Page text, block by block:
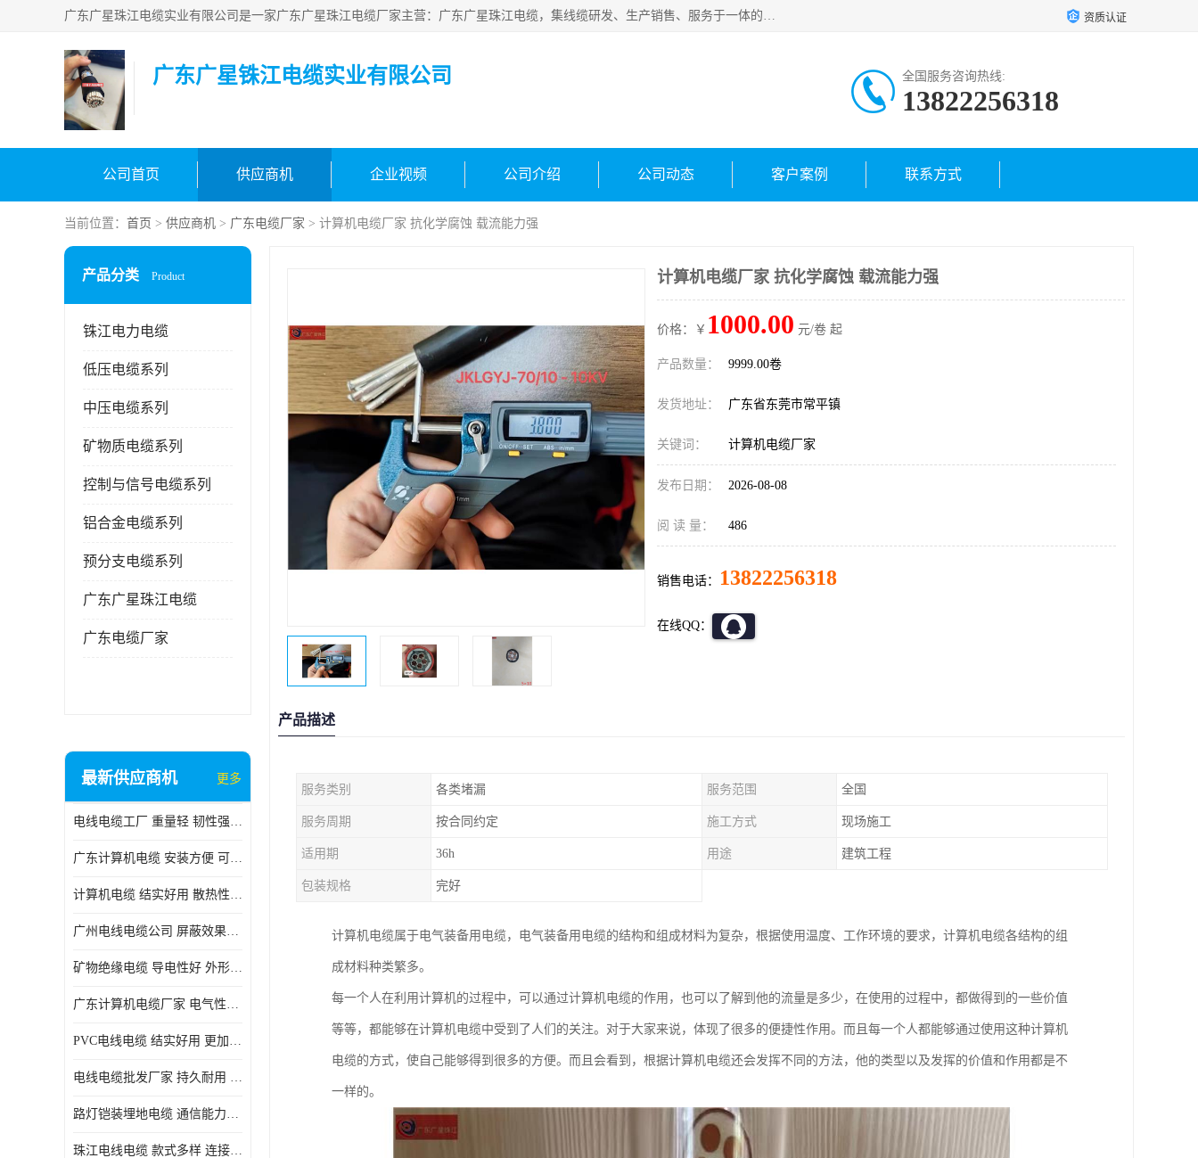
广东广星珠江电缆实业有限公司是一家广东广星珠江电缆厂家主营：广东广星珠江电缆，集线缆研发、生产销售、服务于一体的生产企业。公司自创立以来，确立了“广星珠江电缆，您的一站式采购”的战略发展口号，明确了将广星珠江打造成“线缆产品种类覆盖较广较全、质量较优、服务较好的大型综合性*化生产企业”的发展目标。 资质认证
广东广星铢江电缆实业有限公司 全国服务咨询热线:
13822256318
公司首页 供应商机 企业视频 公司介绍 公司动态 客户案例 联系方式
当前位置： 首页 > 供应商机 > 广东电缆厂家 > 计算机电缆厂家 抗化学腐蚀 载流能力强
产品分类 Product
铢江电力电缆
低压电缆系列
中压电缆系列
矿物质电缆系列
控制与信号电缆系列
铝合金电缆系列
预分支电缆系列
广东广星珠江电缆
广东电缆厂家
最新供应商机 更多
电线电缆工厂 重量轻 韧性强 体积小 连接简单
广东计算机电缆 安装方便 可随意弯曲折叠
计算机电缆 结实好用 散热性良好
广州电线电缆公司 屏蔽效果良好 拆卸安装方便
矿物绝缘电缆 导电性好 外形美观大方
广东计算机电缆厂家 电气性能稳定 外形美观大方
PVC电线电缆 结实好用 更加省时省力
电线电缆批发厂家 持久耐用 铜芯含量高
路灯铠装埋地电缆 通信能力强 受外界干扰小
珠江电线电缆 款式多样 连接可靠安全
计算机电缆厂家 抗化学腐蚀 载流能力强
价格：￥ 1000.00 元/卷 起
产品数量： 9999.00卷
发货地址： 广东省东莞市常平镇
关键词： 计算机电缆厂家
发布日期： 2026-08-08
阅 读 量： 486
销售电话： 13822256318
在线QQ：
产品描述
服务类别 各类堵漏 服务范围 全国
服务周期 按合同约定 施工方式 现场施工
适用期 36h 用途 建筑工程
包装规格 完好
计算机电缆属于电气装备用电缆，电气装备用电缆的结构和组成材料为复杂，根据使用温度、工作环境的要求，计算机电缆各结构的组
成材料种类繁多。
每一个人在利用计算机的过程中，可以通过计算机电缆的作用，也可以了解到他的流量是多少，在使用的过程中，都做得到的一些价值
等等，都能够在计算机电缆中受到了人们的关注。对于大家来说，体现了很多的便捷性作用。而且每一个人都能够通过使用这种计算机
电缆的方式，使自己能够得到很多的方便。而且会看到，根据计算机电缆还会发挥不同的方法，他的类型以及发挥的价值和作用都是不
一样的。